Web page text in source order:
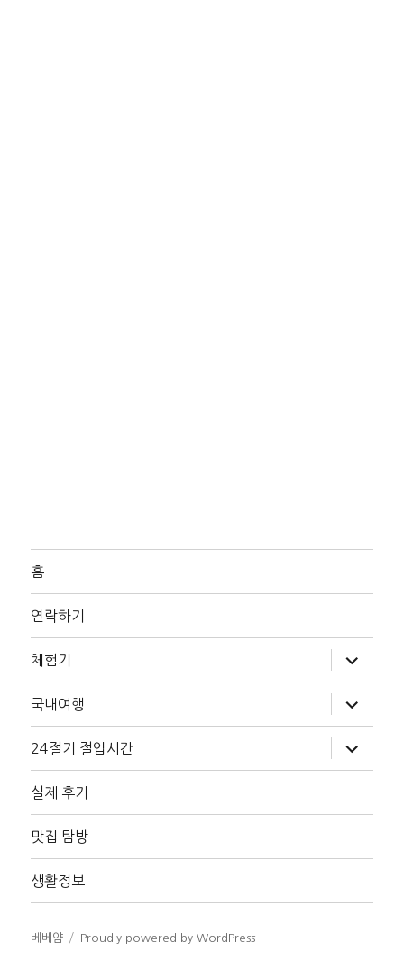
홈
연락하기
체험기
위
메
확
장
국내여행
위
메
확
장
24절기 절입시간
위
메
장
실제 후기
맛집 탐방
생활정보
베베얌 Proudly powered by WordPress